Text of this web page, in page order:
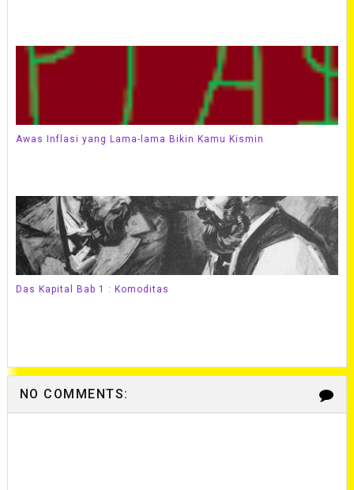
Awas Inflasi yang Lama-lama Bikin Kamu Kismin
Das Kapital Bab 1 : Komoditas
NO COMMENTS: